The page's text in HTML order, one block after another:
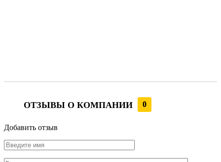
ОТЗЫВЫ О КОМПАНИИ 0
Добавить отзыв